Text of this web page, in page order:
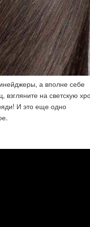
а вполне себе
на светскую
И это еще одно